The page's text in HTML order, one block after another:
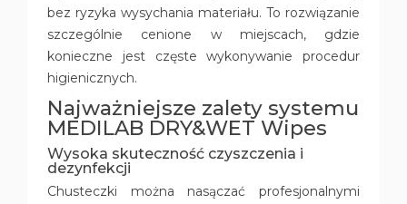
bez ryzyka wysychania materiału. To rozwiązanie
szczególnie cenione w miejscach, gdzie
konieczne jest częste wykonywanie procedur
higienicznych.
Najważniejsze zalety systemu
MEDILAB DRY&WET Wipes
Wysoka skuteczność czyszczenia i
dezynfekcji
Chusteczki można nasączać profesjonalnymi